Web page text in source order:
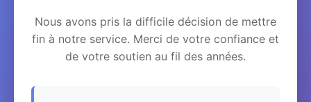
Nous avons pris la difficile décision de mettre
fin à notre service. Merci de votre confiance et
de votre soutien au fil des années.